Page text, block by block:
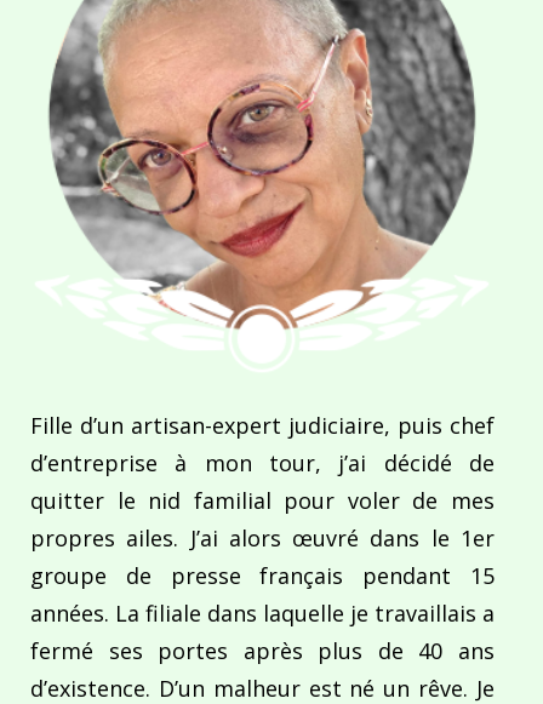
Fille d’un artisan-expert judiciaire, puis chef
d’entreprise à mon tour, j’ai décidé de
quitter le nid familial pour voler de mes
propres ailes. J’ai alors œuvré dans le 1er
groupe de presse français pendant 15
années. La filiale dans laquelle je travaillais a
fermé ses portes après plus de 40 ans
d’existence. D’un malheur est né un rêve. Je